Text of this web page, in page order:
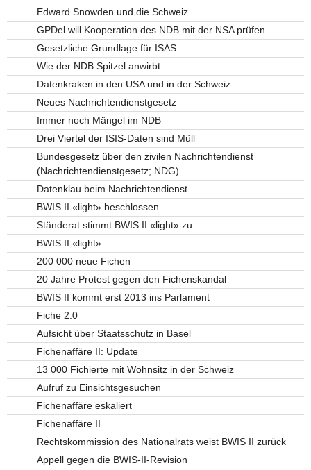
Edward Snowden und die Schweiz
GPDel will Kooperation des NDB mit der NSA prüfen
Gesetzliche Grundlage für ISAS
Wie der NDB Spitzel anwirbt
Datenkraken in den USA und in der Schweiz
Neues Nachrichtendienstgesetz
Immer noch Mängel im NDB
Drei Viertel der ISIS-Daten sind Müll
Bundesgesetz über den zivilen Nachrichtendienst
(Nachrichtendienstgesetz; NDG)
Datenklau beim Nachrichtendienst
BWIS II «light» beschlossen
Ständerat stimmt BWIS II «light» zu
BWIS II «light»
200 000 neue Fichen
20 Jahre Protest gegen den Fichenskandal
BWIS II kommt erst 2013 ins Parlament
Fiche 2.0
Aufsicht über Staatsschutz in Basel
Fichenaffäre II: Update
13 000 Fichierte mit Wohnsitz in der Schweiz
Aufruf zu Einsichtsgesuchen
Fichenaffäre eskaliert
Fichenaffäre II
Rechtskommission des Nationalrats weist BWIS II zurück
Appell gegen die BWIS-II-Revision